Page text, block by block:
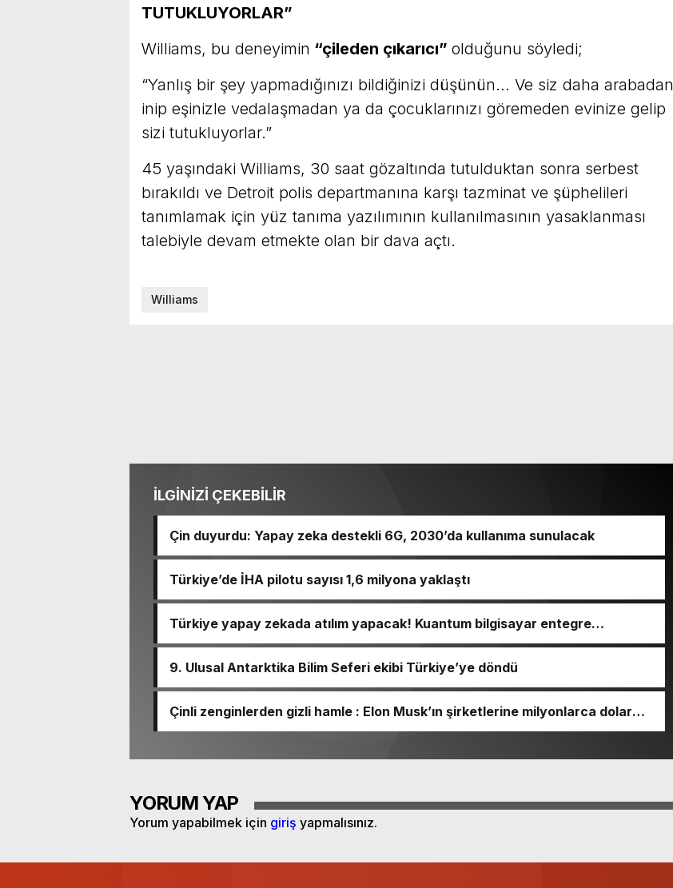
TUTUKLUYORLAR”
Williams, bu deneyimin “çileden çıkarıcı” olduğunu söyledi;
“Yanlış bir şey yapmadığınızı bildiğinizi düşünün… Ve siz daha arabadan
inip eşinizle vedalaşmadan ya da çocuklarınızı göremeden evinize gelip
sizi tutukluyorlar.”
45 yaşındaki Williams, 30 saat gözaltında tutulduktan sonra serbest
bırakıldı ve Detroit polis departmanına karşı tazminat ve şüphelileri
tanımlamak için yüz tanıma yazılımının kullanılmasının yasaklanması
talebiyle devam etmekte olan bir dava açtı.
Williams
İLGİNİZİ ÇEKEBİLİR
Çin duyurdu: Yapay zeka destekli 6G, 2030’da kullanıma sunulacak
Türkiye’de İHA pilotu sayısı 1,6 milyona yaklaştı
Türkiye yapay zekada atılım yapacak! Kuantum bilgisayar entegre
edilecek…
9. Ulusal Antarktika Bilim Seferi ekibi Türkiye’ye döndü
Çinli zenginlerden gizli hamle : Elon Musk’ın şirketlerine milyonlarca dolar
akıyor!
YORUM YAP
Yorum yapabilmek için giriş yapmalısınız.